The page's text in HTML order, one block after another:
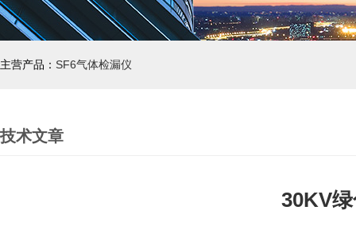
主营产品： SF6气体检漏仪
技术文章
30KV